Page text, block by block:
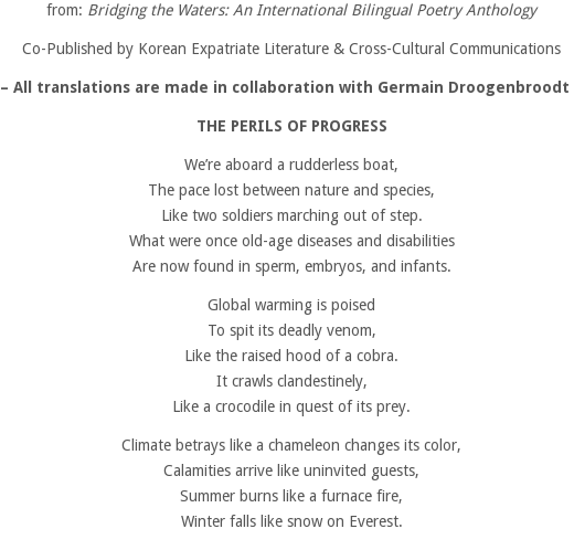
from: Bridging the Waters: An International Bilingual Poetry Anthology
Co-Published by Korean Expatriate Literature & Cross-Cultural Communications
– All translations are made in collaboration with Germain Droogenbroodt
THE PERILS OF PROGRESS
We’re aboard a rudderless boat,
The pace lost between nature and species,
Like two soldiers marching out of step.
What were once old-age diseases and disabilities
Are now found in sperm, embryos, and infants.
Global warming is poised
To spit its deadly venom,
Like the raised hood of a cobra.
It crawls clandestinely,
Like a crocodile in quest of its prey.
Climate betrays like a chameleon changes its color,
Calamities arrive like uninvited guests,
Summer burns like a furnace fire,
Winter falls like snow on Everest.